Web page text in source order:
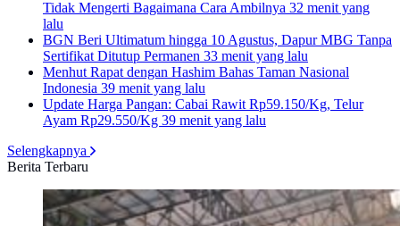
Tidak Mengerti Bagaimana Cara Ambilnya 32 menit yang
lalu
BGN Beri Ultimatum hingga 10 Agustus, Dapur MBG Tanpa
Sertifikat Ditutup Permanen 33 menit yang lalu
Menhut Rapat dengan Hashim Bahas Taman Nasional
Indonesia 39 menit yang lalu
Update Harga Pangan: Cabai Rawit Rp59.150/Kg, Telur
Ayam Rp29.550/Kg 39 menit yang lalu
Selengkapnya
Berita Terbaru